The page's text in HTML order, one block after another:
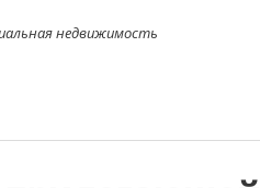
недвижимость